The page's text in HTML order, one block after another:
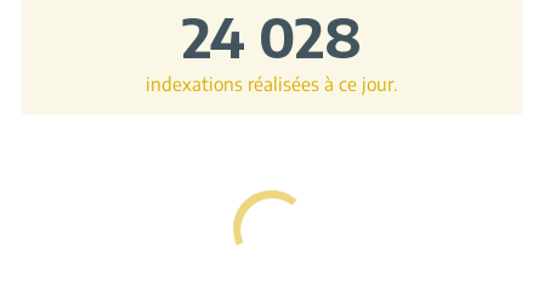
24 028
indexations réalisées à ce jour.